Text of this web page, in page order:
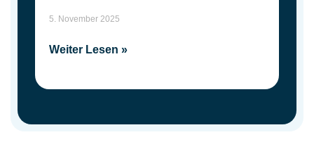
5. November 2025
Weiter Lesen »